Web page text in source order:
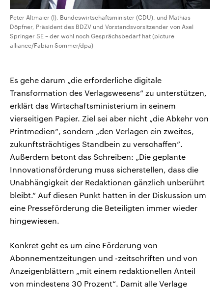
Peter Altmaier (l), Bundeswirtschaftsminister (CDU), und Mathias
Döpfner, Präsident des BDZV und Vorstandsvorsitzender von Axel
Springer SE – der wohl noch Gesprächsbedarf hat (picture
alliance/Fabian Sommer/dpa)
Es gehe darum „die erforderliche digitale
Transformation des Verlagswesens“ zu unterstützen,
erklärt das Wirtschaftsministerium in seinem
vierseitigen Papier. Ziel sei aber nicht „die Abkehr von
Printmedien“, sondern „den Verlagen ein zweites,
zukunftsträchtiges Standbein zu verschaffen“.
Außerdem betont das Schreiben: „Die geplante
Innovationsförderung muss sicherstellen, dass die
Unabhängigkeit der Redaktionen gänzlich unberührt
bleibt.“ Auf diesen Punkt hatten in der Diskussion um
eine Presseförderung die Beteiligten immer wieder
hingewiesen.
Konkret geht es um eine Förderung von
Abonnementzeitungen und -zeitschriften und von
Anzeigenblättern „mit einem redaktionellen Anteil
von mindestens 30 Prozent“. Damit alle Verlage